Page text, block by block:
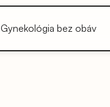
Gynekológia bez obáv